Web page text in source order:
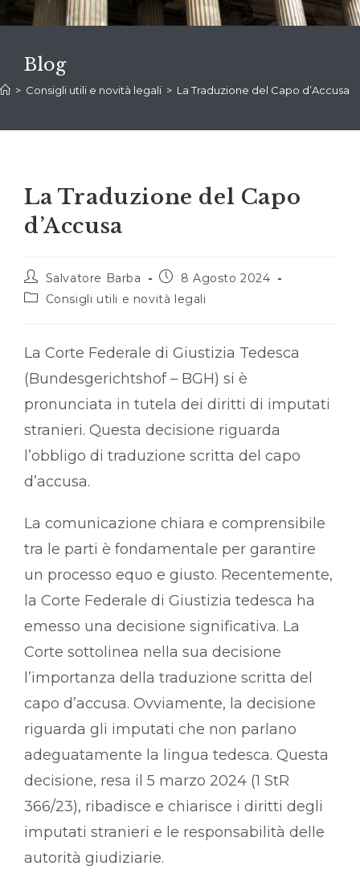
Blog
> Consigli utili e novità legali > La Traduzione del Capo d’Accusa
La Traduzione del Capo
d’Accusa
Autore
dell'articolo:
Salvatore Barba
Articolo
pubblicato:
8 Agosto 2024
Categoria
Consigli utili e novità legali
La Corte Federale di Giustizia Tedesca
(Bundesgerichtshof – BGH) si è
pronunciata in tutela dei diritti di imputati
stranieri. Questa decisione riguarda
l’obbligo di traduzione scritta del capo
d’accusa.
La comunicazione chiara e comprensibile
tra le parti è fondamentale per garantire
un processo equo e giusto. Recentemente,
la Corte Federale di Giustizia tedesca ha
emesso una decisione significativa. La
Corte sottolinea nella sua decisione
l’importanza della traduzione scritta del
capo d’accusa. Ovviamente, la decisione
riguarda gli imputati che non parlano
adeguatamente la lingua tedesca. Questa
decisione, resa il 5 marzo 2024 (1 StR
366/23), ribadisce e chiarisce i diritti degli
imputati stranieri e le responsabilità delle
autorità giudiziarie.